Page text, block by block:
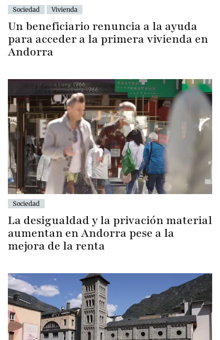
Sociedad Vivienda
Un beneficiario renuncia a la ayuda
para acceder a la primera vivienda en
Andorra
Sociedad
La desigualdad y la privación material
aumentan en Andorra pese a la
mejora de la renta